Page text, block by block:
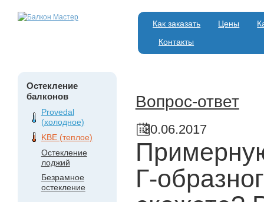
Как заказать Цены
Контакты
Остекление
балконов
Provedal
(холодное)
KBE (теплое)
Остекление
лоджий
Безрамное
остекление
Вопрос-ответ
30.06.2017
Г-